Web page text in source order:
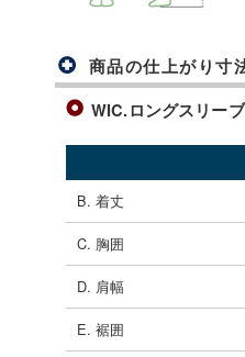
商品の仕上がり寸
WIC.ロングスリー
B. 着丈
C. 胸囲
D. 肩幅
E. 裾囲